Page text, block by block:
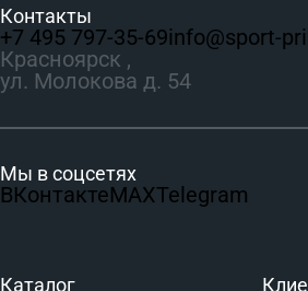
Контакты
+7 495 797‑35-69info@sport-
Красноярск ,
ул. Молокова д. 54
Мы в соцсетях
ВКонтактеMAXTelegram
Каталог